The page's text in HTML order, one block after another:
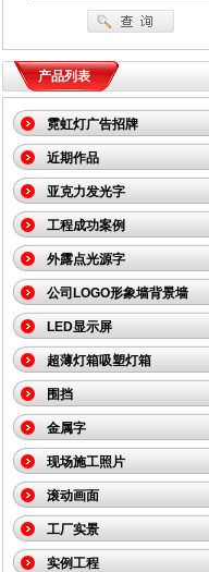
产品列表
霓虹灯广告招牌
近期作品
亚克力发光字
工程成功案例
外露点光源字
公司LOGO形象墙背景墙
LED显示屏
超薄灯箱吸塑灯箱
围挡
金属字
现场施工照片
滚动画面
工厂实景
实例工程